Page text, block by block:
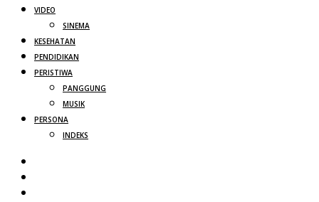
VIDEO
SINEMA
KESEHATAN
PENDIDIKAN
PERISTIWA
PANGGUNG
MUSIK
PERSONA
INDEKS